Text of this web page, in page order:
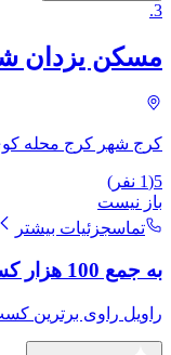
3
.
مسکن یزدان
کرج شهر کرج محله
5
(
1 نفر)
باز نیست
تماسجزئیات بیشتر
به جمع 100 هزار کسب‌وکار کرجی در راویل بپیوندید
راویل راوی برترین